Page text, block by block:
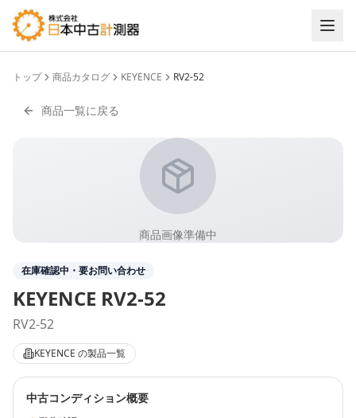
トップ 商品カタログ KEYENCE RV2-52
商品一覧に戻る
商品画像準備中
在庫確認中・要お問い合わせ
KEYENCE RV2-52
RV2-52
KEYENCE の製品一覧
中古コンディション概要